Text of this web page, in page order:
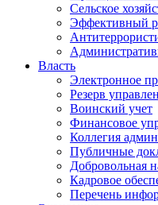
Сельское
Эффективный
Власть
Электронное
Резерв
Воинский учет
Финансовое
Коллегия
Публичные
Добровольная
Кадровое
Перечень